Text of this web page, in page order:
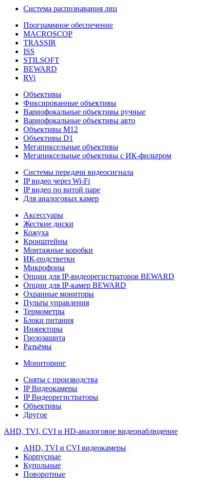
Система распознавания лиц
Программное обеспечение
MACROSCOP
TRASSIR
ISS
STILSOFT
BEWARD
RVi
Объективы
Фиксированные объективы
Вариофокальные объективы ручные
Вариофокальные объективы авто
Объективы М12
Объективы D1
Мегапиксельные объективы
Мегапиксельные объективы с ИК-фильтром
Системы передачи видеосигнала
IP видео через Wi-Fi
IP видео по витой паре
Для аналоговых камер
Аксессуары
Жесткие диски
Кожуха
Кронштейны
Монтажные коробки
ИК-подстветки
Микрофоны
Опции для IP-видеорегистраторов BEWARD
Опции для IP-камер BEWARD
Охранные мониторы
Пульты управления
Термометры
Блоки питания
Инжекторы
Грозозащита
Разъёмы
Мониторинг
Сняты с производства
IP Видеокамеры
IP Видеорегистраторы
Объективы
Другое
AHD, TVI, CVI и HD-аналоговое видеонаблюдение
AHD, TVI и CVI видеокамеры
Корпусные
Купольные
Поворотные